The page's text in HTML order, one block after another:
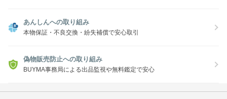
あんしんへの取り組み
本物保証・不良交換・紛失補償で安心取引
偽物販売防止への取り組み
BUYMA事務局による出品監視や無料鑑定で安心